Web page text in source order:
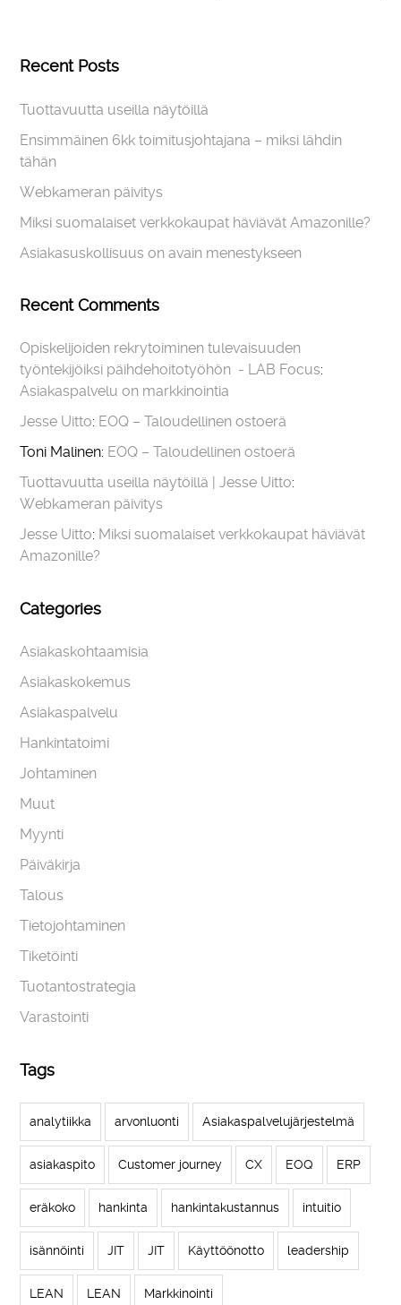
Recent Posts
Tuottavuutta useilla näytöillä
Ensimmäinen 6kk toimitusjohtajana – miksi lähdin
tähän
Webkameran päivitys
Miksi suomalaiset verkkokaupat häviävät Amazonille?
Asiakasuskollisuus on avain menestykseen
Recent Comments
Opiskelijoiden rekrytoiminen tulevaisuuden
työntekijöiksi päihdehoitotyöhön - LAB Focus:
Asiakaspalvelu on markkinointia
Jesse Uitto: EOQ – Taloudellinen ostoerä
Toni Malinen: EOQ – Taloudellinen ostoerä
Tuottavuutta useilla näytöillä | Jesse Uitto:
Webkameran päivitys
Jesse Uitto: Miksi suomalaiset verkkokaupat häviävät
Amazonille?
Categories
Asiakaskohtaamisia
Asiakaskokemus
Asiakaspalvelu
Hankintatoimi
Johtaminen
Muut
Myynti
Päiväkirja
Talous
Tietojohtaminen
Tiketöinti
Tuotantostrategia
Varastointi
Tags
analytiikka arvonluonti Asiakaspalvelujärjestelmä
asiakaspito Customer journey CX EOQ ERP
eräkoko hankinta hankintakustannus intuitio
isännöinti JIT JIT Käyttöönotto leadership
LEAN LEAN Markkinointi